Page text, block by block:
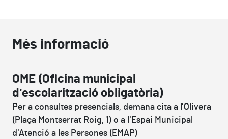
Més informació
OME (Oficina municipal
d'escolarització obligatòria)
Per a consultes presencials, demana cita a l’Olivera
(Plaça Montserrat Roig, 1) o a l'Espai Municipal
d'Atenció a les Persones (EMAP)